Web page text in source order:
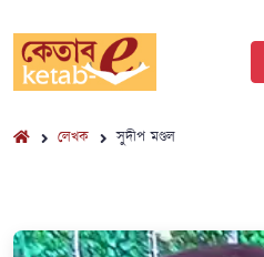
লেখক সুদীপ মণ্ডল